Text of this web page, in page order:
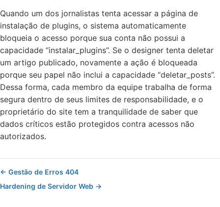
Quando um dos jornalistas tenta acessar a página de
instalação de plugins, o sistema automaticamente
bloqueia o acesso porque sua conta não possui a
capacidade “instalar_plugins”. Se o designer tenta deletar
um artigo publicado, novamente a ação é bloqueada
porque seu papel não inclui a capacidade “deletar_posts”.
Dessa forma, cada membro da equipe trabalha de forma
segura dentro de seus limites de responsabilidade, e o
proprietário do site tem a tranquilidade de saber que
dados críticos estão protegidos contra acessos não
autorizados.
← Gestão de Erros 404
Hardening de Servidor Web →